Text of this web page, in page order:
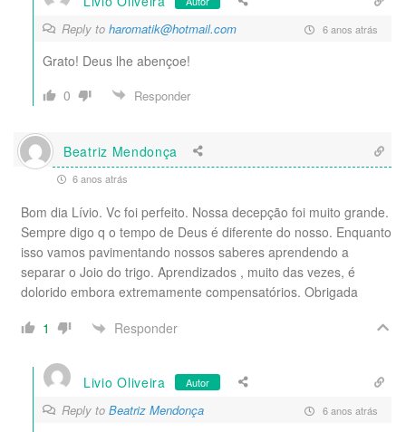
Reply to haromatik@hotmail.com 6 anos atrás
Grato! Deus lhe abençoe!
0
Responder
Beatriz Mendonça
6 anos atrás
Bom dia Lívio. Vc foi perfeito. Nossa decepção foi muito grande.
Sempre digo q o tempo de Deus é diferente do nosso. Enquanto
isso vamos pavimentando nossos saberes aprendendo a
separar o Joio do trigo. Aprendizados , muito das vezes, é
dolorido embora extremamente compensatórios. Obrigada
1
Responder
Livio Oliveira Autor
Reply to Beatriz Mendonça 6 anos atrás